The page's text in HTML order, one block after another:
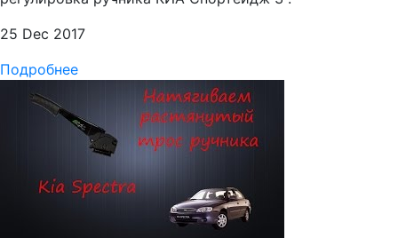
25 Dec 2017
Подробнее